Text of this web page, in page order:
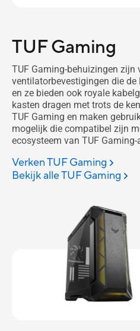
TUF Gaming
TUF Gaming-behuizingen zijn
ventilatorbevestigingen die
en ze bieden ook royale
kasten dragen met trots de
TUF Gaming en maken
mogelijk die compatibel zijn
ecosysteem van TUF
Verken TUF Gaming
Bekijk alle TUF Gaming